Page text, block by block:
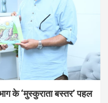
के ‘मुस्कुराता बस्तर’ पहल